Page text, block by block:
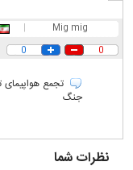
Mig mig
|
0
0
تجمع هواپیمای
جنگ
نظرات شما